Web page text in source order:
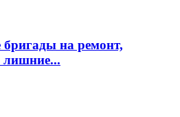
на ремонт,
лишние...